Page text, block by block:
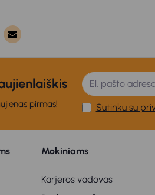
pirmas! Sutinku su
Mokiniams
Karjeros vadovas